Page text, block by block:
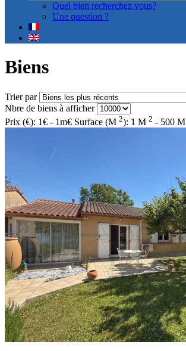
Quel bien recherchez vous?
Une question ?
Biens
Trier par
Nbre de biens à afficher
Prix (€): 1€ - 1m€ Surface (M 2): 1 M 2 - 500 M